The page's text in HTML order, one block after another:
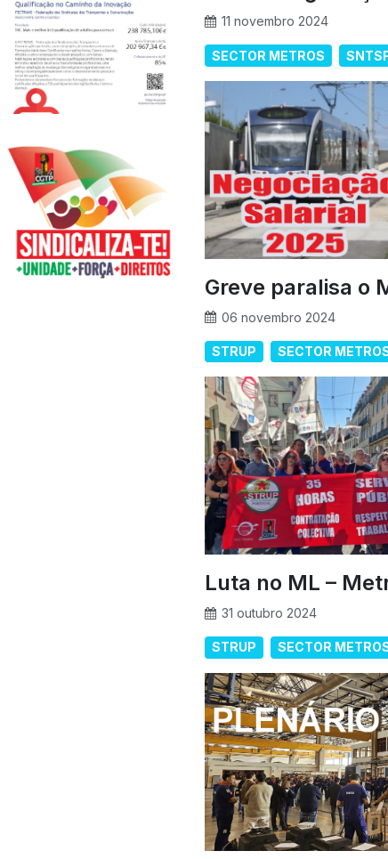
11 novembro 2024
SECTOR METROS
Greve paralisa o
06 novembro 2024
STRUP SECTOR
Luta no ML –
31 outubro 2024
STRUP SECTOR